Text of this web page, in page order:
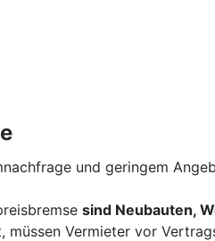
und geringem
sind Neubauten,
müssen Vermieter vor